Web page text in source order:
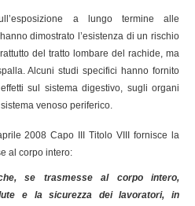
a lungo termine alle
dimostrato l’esistenza di un rischio
del tratto lombare del rachide, ma
Alcuni studi specifici hanno fornito
sul sistema digestivo, sugli organi
venoso periferico.
2008 Capo III Titolo VIII fornisce la
al corpo intero:
se trasmesse al corpo intero,
e la sicurezza dei lavoratori, in